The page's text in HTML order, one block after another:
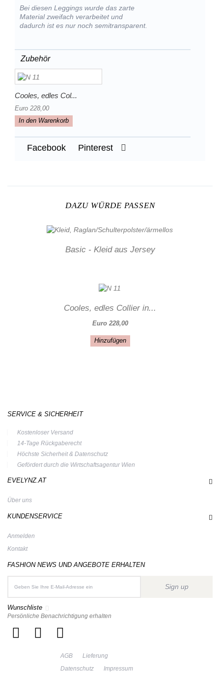
Bei diesen Leggings wurde das zarte
Material zweifach verarbeitet und
dadurch ist es nur noch semitransparent.
Zubehör
Cooles, edles Col...
Euro 228,00
In den Warenkorb
Facebook Pinterest
DAZU WÜRDE PASSEN
Basic - Kleid aus Jersey
Cooles, edles Collier in...
Euro 228,00
Hinzufügen
SERVICE & SICHERHEIT
Kostenloser Versand
14-Tage Rückgaberecht
Höchste Sicherheit & Datenschutz
Gefördert durch die Wirtschaftsagentur Wien
EVELYNZ.AT
Über uns
KUNDENSERVICE
Anmelden
Kontakt
FASHION NEWS UND ANGEBOTE ERHALTEN
Sign up
Wunschliste
Persönliche Benachrichtigung erhalten
AGB
Lieferung
Datenschutz
Impressum